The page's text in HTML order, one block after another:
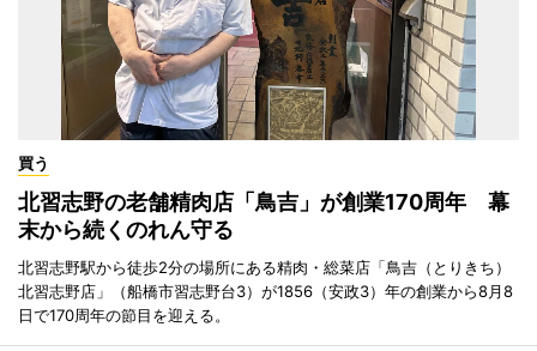
買う
北習志野の老舗精肉店「鳥吉」が創業170周年 幕
末から続くのれん守る
北習志野駅から徒歩2分の場所にある精肉・総菜店「鳥吉（とりきち）
北習志野店」（船橋市習志野台3）が1856（安政3）年の創業から8月8
日で170周年の節目を迎える。